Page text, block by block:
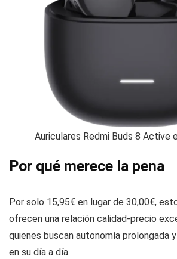
Auriculares Redmi Buds 8 Active
Por qué merece la pena
Por solo 15,95€ en lugar de 30,00€,
ofrecen una relación calidad-precio
quienes buscan autonomía prolongada
en su día a día.